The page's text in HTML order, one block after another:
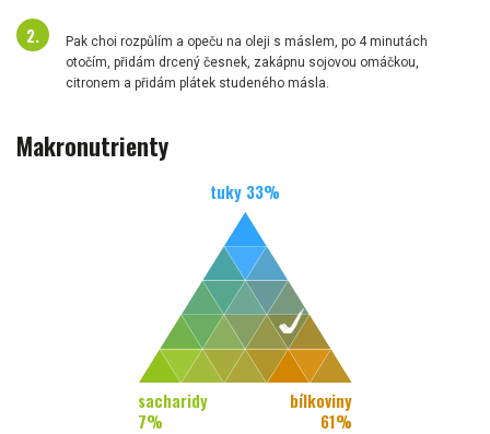
Pak choi rozpůlím a opeču na oleji s máslem, po 4 minutách
otočím, přidám drcený česnek, zakápnu sojovou omáčkou,
citronem a přidám plátek studeného másla.
Makronutrienty
tuky 33%
sacharidy
7%
bílkoviny
61%